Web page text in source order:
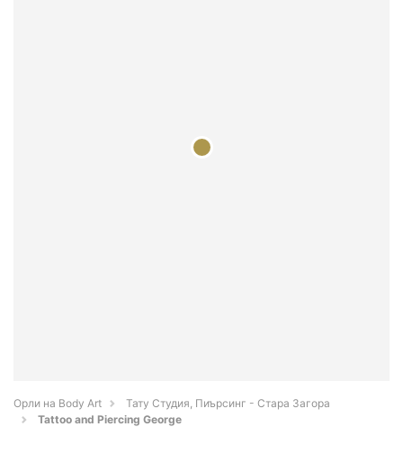
Орли на Body Art
Тату Студия, Пиърсинг - Стара Загора
Tattoo and Piercing George